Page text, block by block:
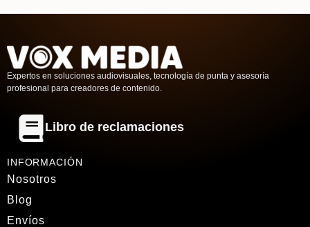
Expertos en soluciones audiovisuales, tecnología de punta y asesoría
profesional para creadores de contenido.
Libro de reclamaciones
INFORMACIÓN
Nosotros
Blog
Envíos